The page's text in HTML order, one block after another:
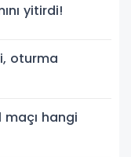
yitirdi!
oturma
hangi